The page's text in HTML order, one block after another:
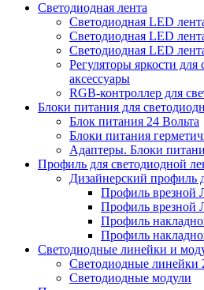
Светодиодная лента
Светодиодная LED
Светодиодная LED
Светодиодная LED
Регуляторы яркости
аксессуары
RGB-контроллер для
Блоки питания для
Блок питания 24 Вольта
Блоки питания
Адаптеры. Блоки
Профиль для светодиодной
Дизайнерский профиль
Профиль врезной
Профиль врезной
Профиль
Профиль
Светодиодные линейки и
Светодиодные линейки
Светодиодные модули